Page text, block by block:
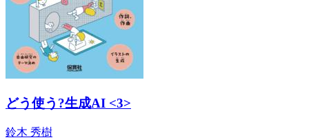
どう使う?生成AI <3>
鈴木 秀樹